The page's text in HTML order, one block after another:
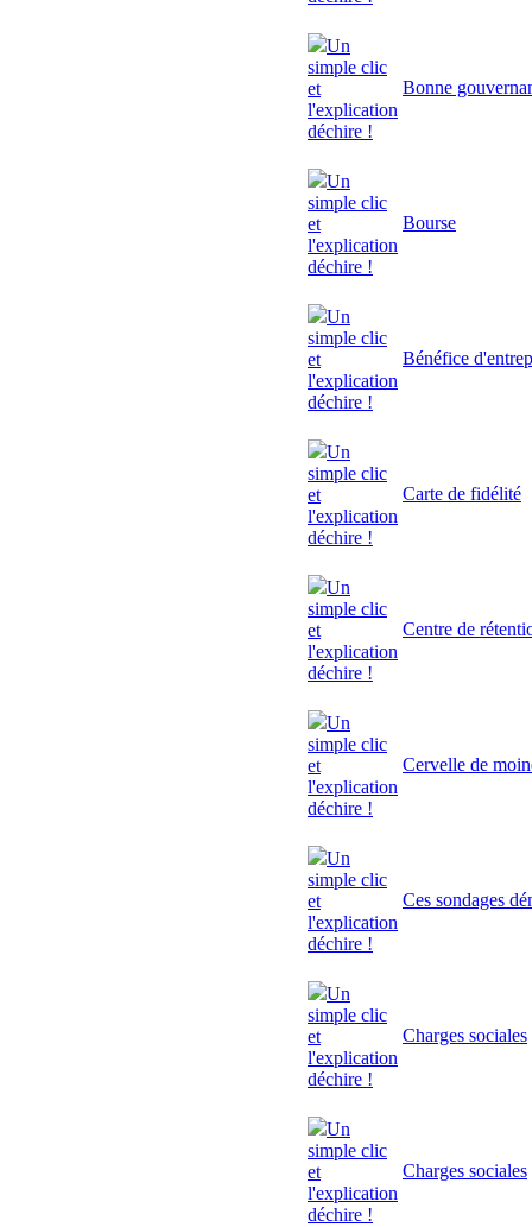
Un
simple clic
et
l'explication
déchire !
Bonne
Un
simple clic
et
l'explication
déchire !
Bourse
Un
simple clic
et
l'explication
déchire !
Bénéfice
Un
simple clic
et
l'explication
déchire !
Carte de fidélité
Un
simple clic
et
l'explication
déchire !
Centre de
Un
simple clic
et
l'explication
déchire !
Cervelle de
Un
simple clic
et
l'explication
déchire !
Ces sondages
Un
simple clic
et
l'explication
déchire !
Charges sociales
Un
simple clic
et
l'explication
déchire !
Charges sociales